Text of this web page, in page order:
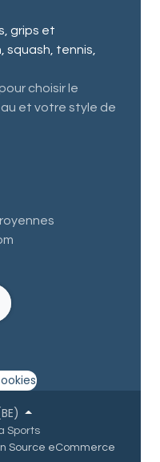
grips et
tennis,
choisir le
et votre style de
Sports
Source eCommerce